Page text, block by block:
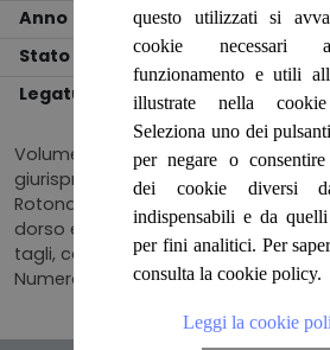
Anno
1969
Stato
BUONO
Legatura
BROSSURA
Volume numero 13 della Raccolta
giurisprudenza commentata diretta
Rotondi. Brossura in cartoncino,
dorso e con lievi segni d'uso.
tagli, con ampio margine e rare
Numero pagine 426.
questo utilizzati si
cookie necessari
funzionamento e utili
illustrate nella
Seleziona uno dei
per negare o
dei cookie diversi
indispensabili e da
per fini analitici. Per
consulta la cookie policy.
Leggi la cookie